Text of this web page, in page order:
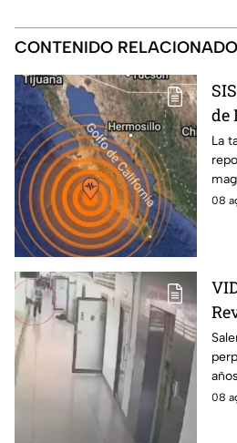
CONTENIDO RELACIONADO
de
La
08
08